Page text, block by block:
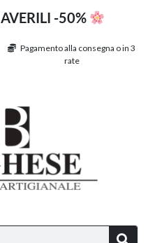
-50%
Pagamento alla consegna o in 3
rate